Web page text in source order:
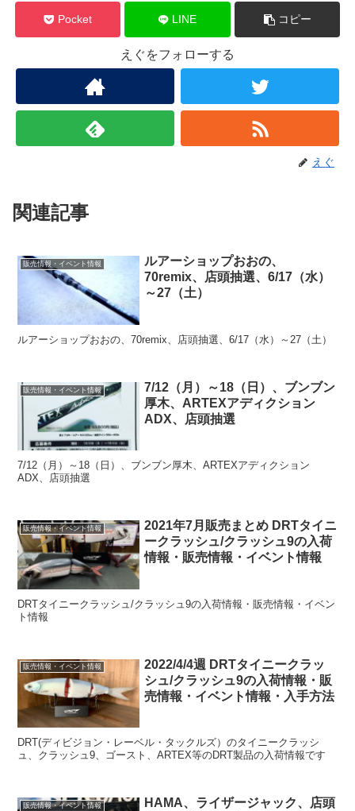
Pocket LINE コピー
えぐをフォローする
えぐ
関連記事
販売情報・イベント情報
ルアーショップおおの、
70remix、店頭抽選、6/17（水）
～27（土）
ルアーショップおおの、70remix、店頭抽選、6/17（水）～27（土）
販売情報・イベント情報
7/12（月）～18（日）、ブンブン
厚木、ARTEXアディクション
ADX、店頭抽選
7/12（月）～18（日）、ブンブン厚木、ARTEXアディクション
ADX、店頭抽選
販売情報・イベント情報
2021年7月販売まとめ DRTタイニ
ークラッシュ/クラッシュ9の入荷
情報・販売情報・イベント情報
DRTタイニークラッシュ/クラッシュ9の入荷情報・販売情報・イベン
ト情報
販売情報・イベント情報
2022/4/4週 DRTタイニークラッ
シュ/クラッシュ9の入荷情報・販
売情報・イベント情報・入手方法
DRT(ディビジョン・レーベル・タックルズ）のタイニークラッシ
ュ、クラッシュ9、ゴースト、ARTEX等のDRT製品の入荷情報です
販売情報・イベント情報
HAMA、ライザージャック、店頭